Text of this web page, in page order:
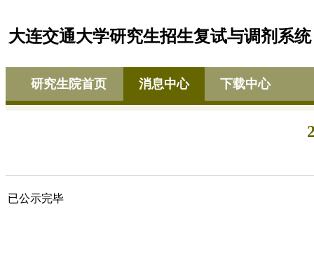
大连交通大学研究生招生复试与调剂系统
研究生院首页 消息中心 下载中心
已公示完毕